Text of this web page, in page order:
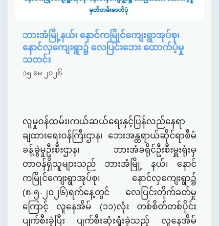
ဘားအံမြို့နယ်၊ နောင်ကမြိုင်ကျေးရွာအုပ်စု၊
နောင်လှကျေးရွာ၌ လေပြင်းဘေး ထောက်ပံ့မှု
သတင်း
၁၅ မေ ၂၀၂၆
လူမှုဝန်ထမ်း၊ကယ်ဆယ်ရေးနှင့်ပြန်လည်နေရာ
ချထားရေးဝန်ကြီးဌာန၊ ဘေးအန္တရာယ်ဆိုင်ရာစီမံ
ခန့်ခွဲမှုဦးစီးဌာန၊ ဘားအံခရိုင်ဦးစီးမှူးရုံးမှ
တာဝန်ရှိသူများသည် ဘားအံမြို့ နယ်၊ ​နောင်
ကမြိုင်ကျေးရွာအုပ်စု၊ နောင်လှကျေးရွာ၌
(၈-၅-၂၀၂၆)ရက်နေ့တွင် လေပြင်းတိုက်ခတ်မှု
ကြောင့် လူနေအိမ် (၁၁)လုံး တစ်စိတ်တစ်ပိုင်း
ပျက်စီးခဲ့ပြီး ပျက်စီးဆုံးရှုံးခဲ့သည့် လူနေအိမ်